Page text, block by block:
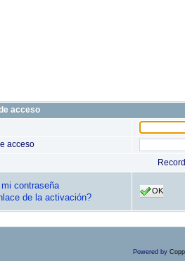
acceso
acceso
contraseña
de la activación?
OK
Powered by